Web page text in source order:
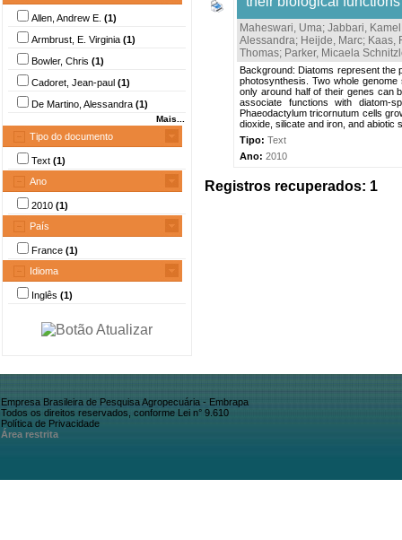
Allen, Andrew E. (1)
Armbrust, E. Virginia (1)
Bowler, Chris (1)
Cadoret, Jean-paul (1)
De Martino, Alessandra (1)
Mais...
Tipo do documento
Text (1)
Ano
2010 (1)
País
France (1)
Idioma
Inglês (1)
Maheswari, Uma; Jabbari, Kamel
Alessandra; Heijde, Marc; Kaas,
Thomas; Parker, Micaela
Background: Diatoms represent the
photosynthesis. Two whole
only around half of their genes can
associate functions with diatom-
Phaeodactylum tricornutum cells
dioxide, silicate and iron, and abiotic
Tipo: Text
Ano: 2010
Registros recuperados: 1
Empresa Brasileira de Pesquisa Agropecuária - Embrapa
Todos os direitos reservados, conforme Lei n° 9.610
Política de Privacidade
Área restrita